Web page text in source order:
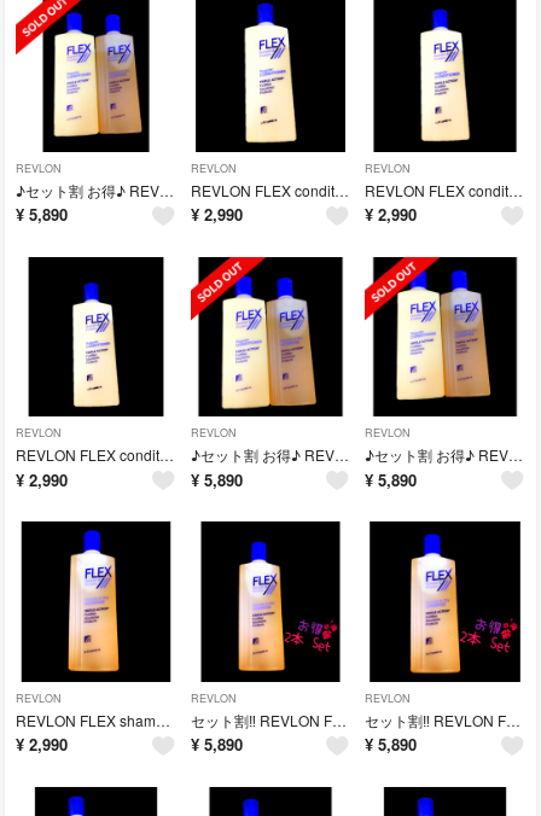
REVLON
♪セット割 お得♪ REVLON FLEX レブロン フレックス
¥ 5,890
REVLON
REVLON FLEX conditioner フレックス コンディショナー
¥ 2,990
REVLON
REVLON FLEX conditioner フレックス コンディショナー
¥ 2,990
REVLON
REVLON FLEX conditioner フレックス コンディショナー
¥ 2,990
REVLON
♪セット割 お得♪ REVLON FLEX レブロン フレックス
¥ 5,890
REVLON
♪セット割 お得♪ REVLON FLEX レブロン フレックス
¥ 5,890
REVLON
REVLON FLEX shampoo レブロン フレックス シャンプー
¥ 2,990
REVLON
セット割‼︎ REVLON FLEX shampoo レブロン シャンプー 2本
¥ 5,890
REVLON
セット割‼︎ REVLON FLEX shampoo レブロン シャンプー 2本
¥ 5,890